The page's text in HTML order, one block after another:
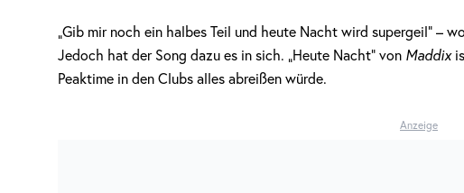
„Gib mir noch ein halbes Teil und heute Nacht wird supergeil“ –
Jedoch hat der Song dazu es in sich. „Heute Nacht“ von Maddix
Peaktime in den Clubs alles abreißen würde.
Anzeige